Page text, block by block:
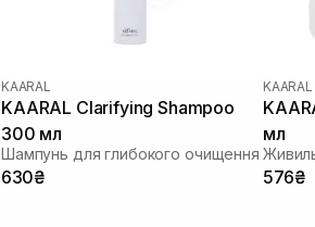
KAARAL
KAARAL Clarifying Shampoo
300 мл
Шампунь для глибокого очищення
630₴
KAARAL
мл
576₴